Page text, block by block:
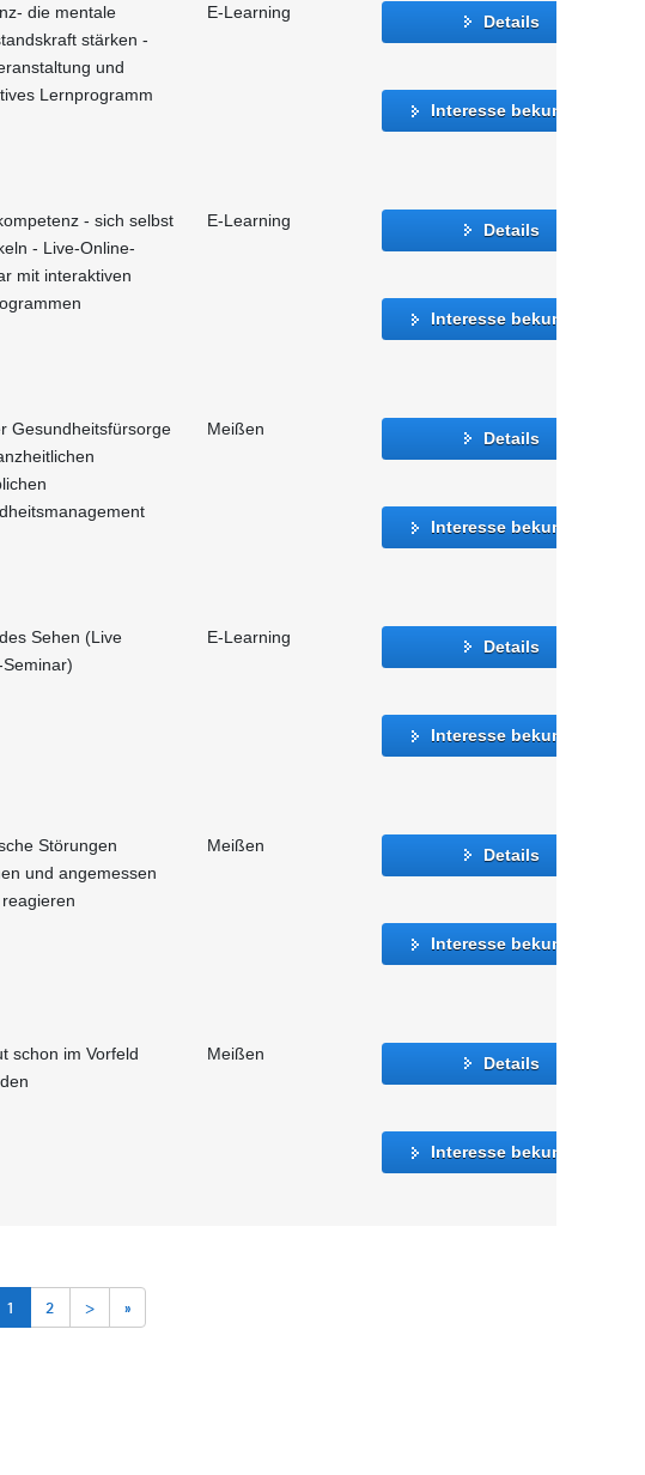
die mentale
stärken -
und
Lernprogramm
E-Learning Details
Interesse bekunden
- sich selbst
- Live-Online-
mit interaktiven
E-Learning Details
Interesse bekunden
Gesundheitsfürsorge
Meißen Details
Interesse bekunden
Sehen (Live
E-Learning Details
Interesse bekunden
Störungen
und angemessen
Meißen Details
Interesse bekunden
schon im Vorfeld
Meißen Details
Interesse bekunden
1 2 > »